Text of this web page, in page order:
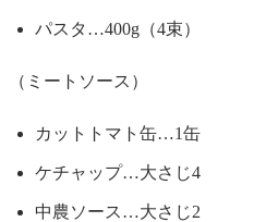
パスタ…400g（4束）
（ミートソース）
カットトマト缶…1缶
ケチャップ…大さじ4
中農ソース…大さじ2